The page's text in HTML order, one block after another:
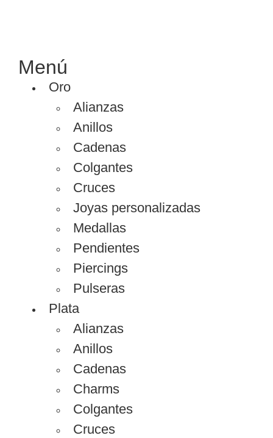
Menú
Oro
Alianzas
Anillos
Cadenas
Colgantes
Cruces
Joyas personalizadas
Medallas
Pendientes
Piercings
Pulseras
Plata
Alianzas
Anillos
Cadenas
Charms
Colgantes
Cruces